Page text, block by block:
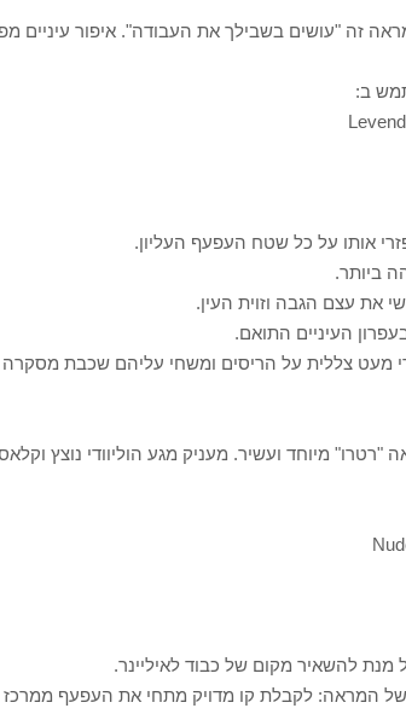
זה "עושים בשבילך את העבודה". איפור עיניים
ב:
אותו על כל שטח העפעף העליון.
ביותר.
את עצם הגבה וזוית העין.
העיניים התואם.
מעט צללית על הריסים ומשחי עליהם שכבת מסקרה
מיוחד ועשיר. מעניק מגע הוליוודי נוצץ
להשאיר מקום של כבוד לאיליינר.
של המראה: לקבלת קו מדויק מתחי את העפעף ממרכז